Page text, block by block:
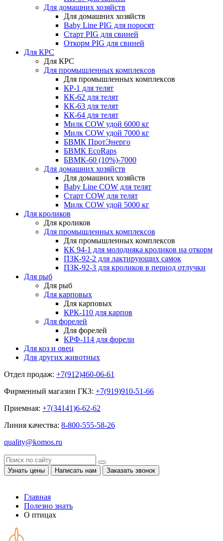
Для домашних хозяйств
Для домашних хозяйств
Baby Line PIG для поросят
Старт PIG для свиней
Откорм PIG для свиней
Для КРС
Для КРС
Для промышленных комплексов
Для промышленных комплексов
КР-1 для телят
КК-62 для телят
КК-63 для телят
КК-64 для телят
Милк COW удой 6000 кг
Милк COW удой 7000 кг
БВМК ПротЭнерго
БВМК EcoRaps
БВМК-60 (10%)-7000
Для домашних хозяйств
Для домашних хозяйств
Baby Line COW для телят
Старт COW для телят
Милк COW удой 5000 кг
Для кроликов
Для кроликов
Для промышленных комплексов
Для промышленных комплексов
КК 94-1 для молодняка кроликов на откорм
ПЗК-92-2 для лактирующих самок
ПЗК-92-3 для кроликов в период отлучки
Для рыб
Для рыб
Для карповых
Для карповых
КРК-110 для карпов
Для форелей
Для форелей
КРФ-114 для форели
Для коз и овец
Для других животных
Отдел продаж: +7(912)460-06-61
Фирменный магазин ГКЗ: +7(919)910-51-66
Приемная: +7(34141)6-62-62
Линия качества: 8-800-555-58-26
quality@komos.ru
Узнать цены Написать нам Заказать звонок
Главная
Полезно знать
О птицах